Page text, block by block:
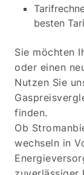
besten
Sie möchten
oder einen
Nutzen Sie
finden.
Ob
wechseln in